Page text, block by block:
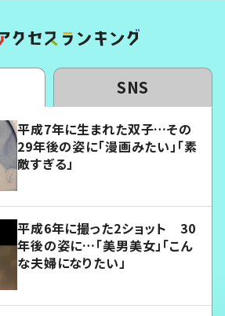
SNS
平成7年に生まれた双子…その
29年後の姿に「漫画みたい」「素
敵すぎる」
平成6年に撮った2ショット 30
年後の姿に…「美男美女」「こん
な夫婦になりたい」